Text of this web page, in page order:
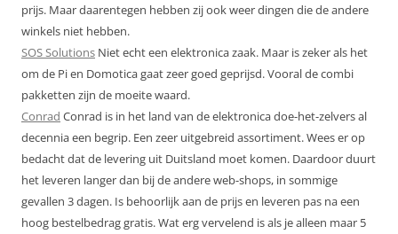
prijs. Maar daarentegen hebben zij ook weer dingen die de andere
winkels niet hebben.
SOS Solutions Niet echt een elektronica zaak. Maar is zeker als het
om de Pi en Domotica gaat zeer goed geprijsd. Vooral de combi
pakketten zijn de moeite waard.
Conrad Conrad is in het land van de elektronica doe-het-zelvers al
decennia een begrip. Een zeer uitgebreid assortiment. Wees er op
bedacht dat de levering uit Duitsland moet komen. Daardoor duurt
het leveren langer dan bij de andere web-shops, in sommige
gevallen 3 dagen. Is behoorlijk aan de prijs en leveren pas na een
hoog bestelbedrag gratis. Wat erg vervelend is als je alleen maar 5